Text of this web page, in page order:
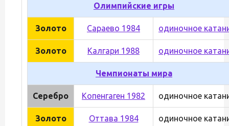
Олимпийские игры
Золото Сараево 1984 одиночное
Золото Калгари 1988 одиночное
Чемпионаты мира
Серебро Копенгаген 1982 одиночное
Золото Оттава 1984 одиночное